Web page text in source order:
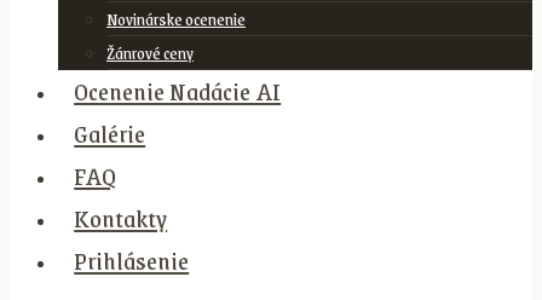
Novinárske ocenenie
Žánrové ceny
Ocenenie Nadácie AI
Galérie
FAQ
Kontakty
Prihlásenie